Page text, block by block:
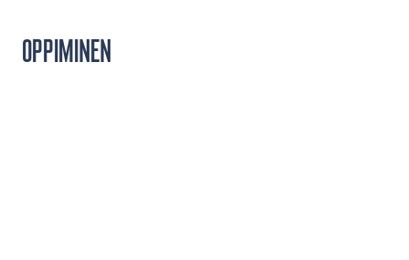
OPPIMINEN